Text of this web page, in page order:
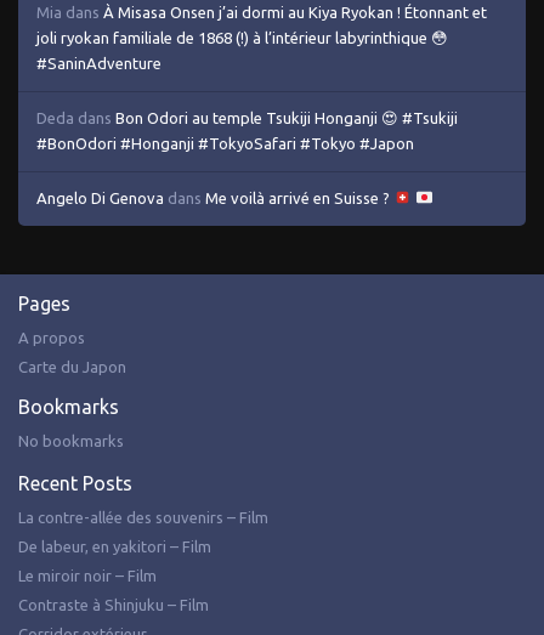
Mia dans À Misasa Onsen j’ai dormi au Kiya Ryokan ! Étonnant et
joli ryokan familiale de 1868 (!) à l’intérieur labyrinthique 😳
#SaninAdventure
Deda dans Bon Odori au temple Tsukiji Honganji 😍 #Tsukiji
#BonOdori #Honganji #TokyoSafari #Tokyo #Japon
Angelo Di Genova dans Me voilà arrivé en Suisse ?
Pages
A propos
Carte du Japon
Bookmarks
No bookmarks
Recent Posts
La contre-allée des souvenirs – Film
De labeur, en yakitori – Film
Le miroir noir – Film
Contraste à Shinjuku – Film